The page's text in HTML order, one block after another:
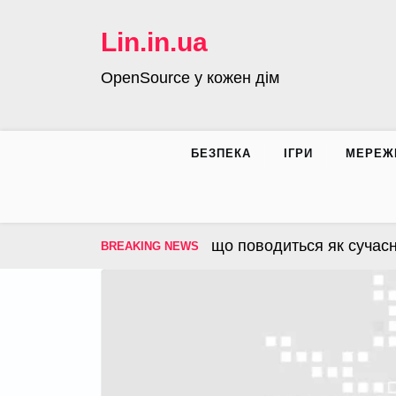
Lin.in.ua
OpenSource у кожен дім
БЕЗПЕКА ІГРИ
BREAKING NEWS
операційна система, що поводиться як сучасна